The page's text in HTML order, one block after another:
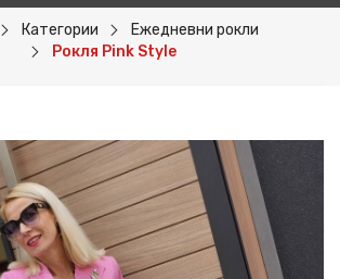
КОЛИЧКА Е ПРАЗНА.
ПОРЪЧАЙ
Регистрация
Категории
Ежедневни рокли
Рокля Pink Style